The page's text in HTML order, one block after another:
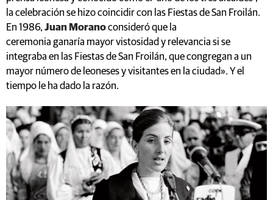
la celebración se hizo coincidir con las Fiestas de San Froilán.
En 1986, Juan Moranoconsideró que la
ceremonia ganaría mayor vistosidad y relevancia si se
integraba en las Fiestas de San Froilán, que congregan a un
mayor número de leoneses y visitantes en la ciudad». Y el
tiempo le ha dado la razón.